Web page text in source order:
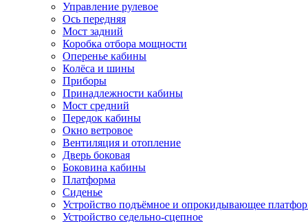
Управление рулевое
Ось передняя
Мост задний
Коробка отбора мощности
Оперенье кабины
Колёса и шины
Приборы
Принадлежности кабины
Мост средний
Передок кабины
Окно ветровое
Вентиляция и отопление
Дверь боковая
Боковина кабины
Платформа
Сиденье
Устройство подъёмное и опрокидывающее
Устройство седельно-сцепное